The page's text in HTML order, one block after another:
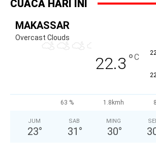
CUACA HARI INI
MAKASSAR
Overcast Clouds
22.3 °C
63 % 1.8kmh
JUM
23°
SAB
31 °
MING
30°